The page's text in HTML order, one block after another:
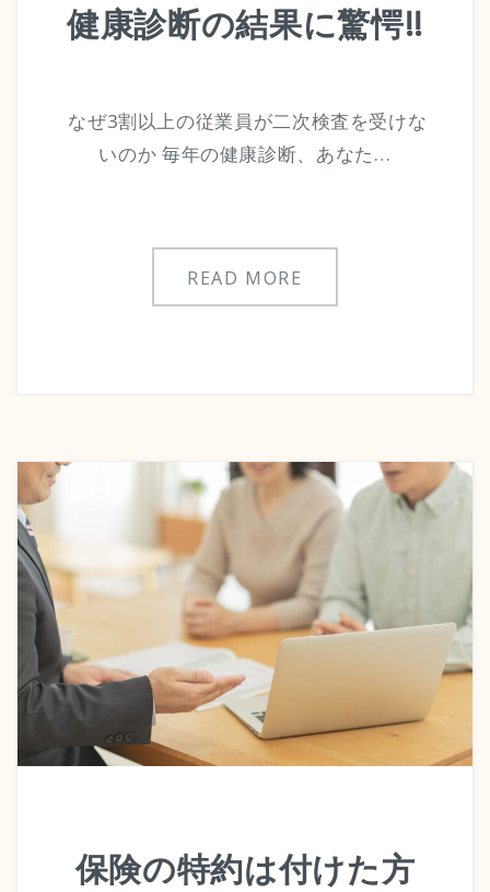
健康診断の結果に驚愕!!
なぜ3割以上の従業員が二次検査を受けな
いのか 毎年の健康診断、あなた…
READ MORE
保険の特約は付けた方